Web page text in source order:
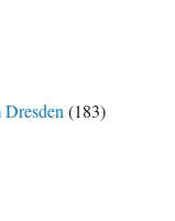
(183)